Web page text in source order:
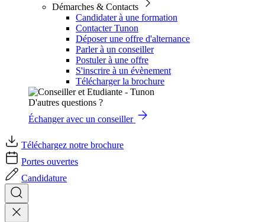
Démarches & Contacts
Candidater à une formation
Contacter Tunon
Déposer une offre d'alternance
Parler à un conseiller
Postuler à une offre
S'inscrire à un évènement
Télécharger la brochure
D'autres questions ?
Échanger avec un conseiller
Téléchargez notre brochure
Portes ouvertes
Candidature